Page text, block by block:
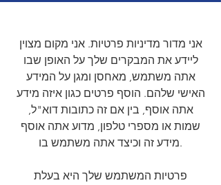
אני מדור מדיניות פרטיות. אני מקום מצוין
ליידע את המבקרים שלך על האופן שבו
אתה משתמש, מאחסן ומגן על המידע
האישי שלהם. הוסף פרטים כגון איזה מידע
אתה אוסף, בין אם זה כתובות דוא"ל,
שמות או מספרי טלפון, מדוע אתה אוסף
מידע זה וכיצד אתה משתמש בו.
פרטיות המשתמש שלך היא בעלת